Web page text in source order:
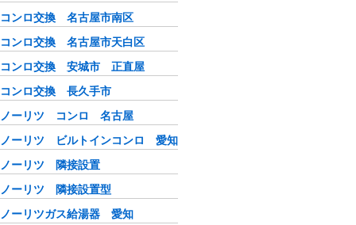
コンロ交換 名古屋市南区
コンロ交換 名古屋市天白区
コンロ交換 安城市 正直屋
コンロ交換 長久手市
ノーリツ コンロ 名古屋
ノーリツ ビルトインコンロ 愛知
ノーリツ 隣接設置
ノーリツ 隣接設置型
ノーリツガス給湯器 愛知